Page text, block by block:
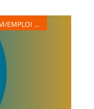
EMPLOI …